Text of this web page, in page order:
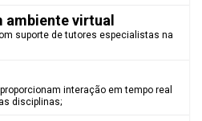
e Cinesiologia
ambiente virtual
suporte de tutores especialistas na
interação em tempo real
disciplinas;